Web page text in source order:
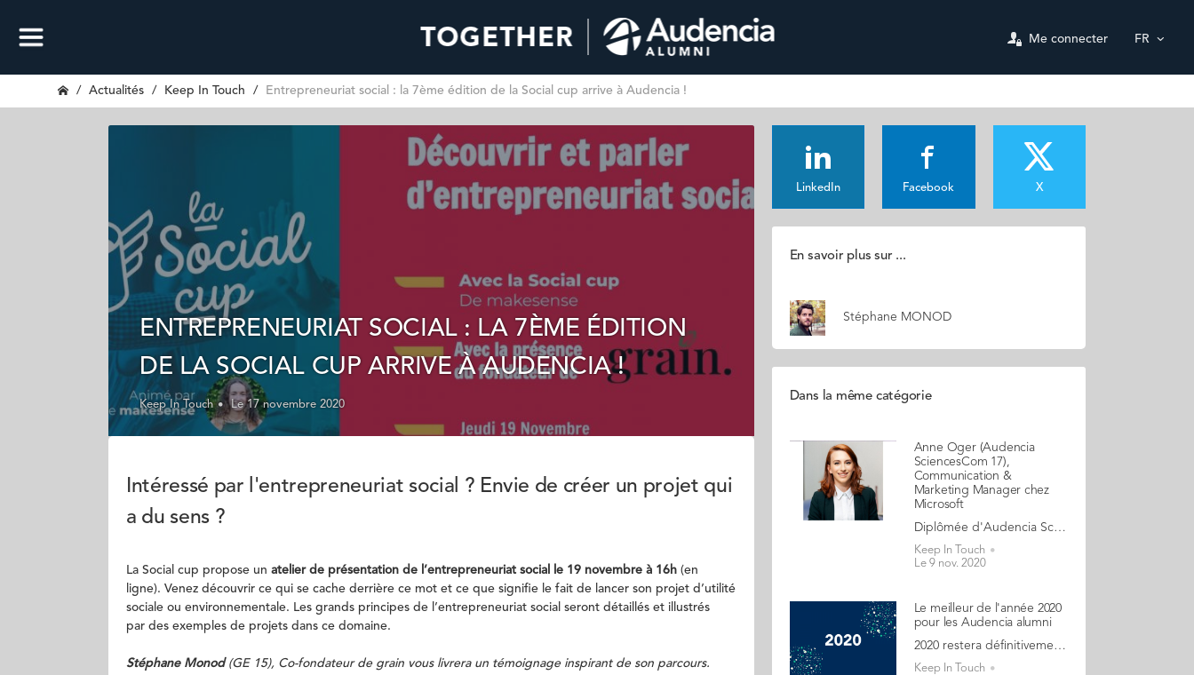
Me connecter FR
Actualités Keep In Touch Entrepreneuriat social : la 7ème édition de la Social cup arrive à Audencia !
ENTREPRENEURIAT SOCIAL : LA 7ÈME ÉDITION
DE LA SOCIAL CUP ARRIVE À AUDENCIA !
Keep In Touch Le 17 novembre 2020
Intéressé par l'entrepreneuriat social ? Envie de créer un projet qui
a du sens ?
La Social cup propose un atelier de présentation de l’entrepreneuriat social le 19 novembre à 16h (en
ligne). Venez découvrir ce qui se cache derrière ce mot et ce que signifie le fait de lancer son projet d’utilité
sociale ou environnementale. Les grands principes de l’entrepreneuriat social seront détaillés et illustrés
par des exemples de projets dans ce domaine.
Stéphane Monod(GE 15), Co-fondateur de grain vous livrera un témoignage inspirant de son parcours.
LinkedIn Facebook X
En savoir plus sur ...
Stéphane MONOD
Dans la même catégorie
Anne Oger (Audencia
SciencesCom 17),
Communication &
Marketing Manager chez
Microsoft
Diplômée d'Audencia SciencesCom en 2017, Anne est aujourd'hui Communication & Marketing manager chez Microsoft. Elle nous raconte son parcours depuis Audencia SciencesCom et ses meilleurs souvenirs. Pourquoi Audencia SciencesCom ? J’ai intégré Audencia SciencesCom après un DUT Techniques de Commercialisation à l’IUT de Saint-Brieuc. Ne sachant pas encore précisément, à l’époque, vers quel métier m’orienter, la formation généraliste en communication et médias proposée par Audencia SciencesCom me permettait de toucher à tous les aspects de la communication, des médias et du marketing pour définir ce qui me convenait le plus. J’ai également été convaincue par les nombreux projets professionnels proposés tout au long du cursus. SciencesCom m’a apporté une connaissance concrète des métiers de la communication et un savoir-faire complet. Les cours proposés sont tout à fait adaptés à l’évolution des métiers de la communication et des médias, notamment d’un point de vue digital. L’éthique fait également partie intégrante de la formation et aujourd’hui, plus que jamais, nous devons aborder la communication avec une approche sociétale et inclusive. La dimension internationale a également été un vrai plus pour moi : en complément des stages et semestre d’études proposés à l’étranger, les cours en anglais sont parfaits pour nous lancer et prendre de l’aisance pour nous développer à l'international. Mon parcours depuis l’obtention de mon diplôme Après mon alternance chez Microsoft j'ai été recrutée dans leur programme post-graduate qui m’a permis de bénéficier, pendant 2 ans, de formations complémentaires et de voyager pour parfaire mes connaissances sur l'entreprise. Depuis j'ai eu l’opportunité d’évoluer en interne chez Microsoft et je continue à me former sur tous les métiers de la communication que ce soit le marketing, la communication interne, le digital, les médias... Les métiers du secteur des nouvelles technologies évoluent à une vitesse folle, il faut suivre et se former continuellement. Mes missions aujourd’hui Je suis aujourd'hui Responsable de la communication et du marketing sur la solution Azure de Microsoft. J'ai plusieurs solutions à ma charge : la Data & l'intelligence Artificielle, la réalité mixte et l'IOT. En relation étroite avec les chefs de produits je conçois des plans de communication pour mettre en avant ces solutions auprès d'une audience BtoB. Pour ce faire, mes missions sont assez vastes : je suis en relation avec plusieurs agences pour les briefer sur nos différentes actions, j'orchestre les équipes analytics, digital et créa pour unifier la communication, je suis également responsable du Modern Marketing sur mon périmètre et en fonction de l'évolution des résultats je propose une stratégie de communication. Mes meilleurs souvenirs d’Audencia SciencesCom Je retiens principalement l'organisation de grands événements comme le Web2day, mais aussi les différentes micro-agences avec des briefs clients concrets : des projets très intenses en terme de travail à fournir, mais également très formateurs et grâce auxquels j’ai les meilleurs souvenirs de travail en équipe. Je suis toujours en lien avec certains étudiants. On se voit de temps en temps sur Paris pour partager nos conseils et surtout les derniers gossips sur nos années SciencesCom.
Keep In Touch
Le 9 nov. 2020
Le meilleur de l'année 2020
pour les Audencia alumni
2020 restera définitivement particulière dans les esprits de tous. Mais afin de finir l'année en beauté, nous vous proposons de revenir sur ce que 2020 a apporté de meilleur aux diplômés de l'école ! A retrouver sur les réseaux sociaux alumni (Facebook, Twitter et Linked In)
Keep In Touch